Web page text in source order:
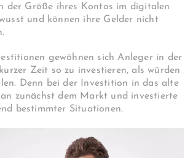
der Größe ihres Kontos im digitalen
und können ihre Gelder nicht
gewöhnen sich Anleger in der
Zeit so zu investieren, als würden
Denn bei der Investition in das alte
zunächst dem Markt und investierte
bestimmter Situationen.